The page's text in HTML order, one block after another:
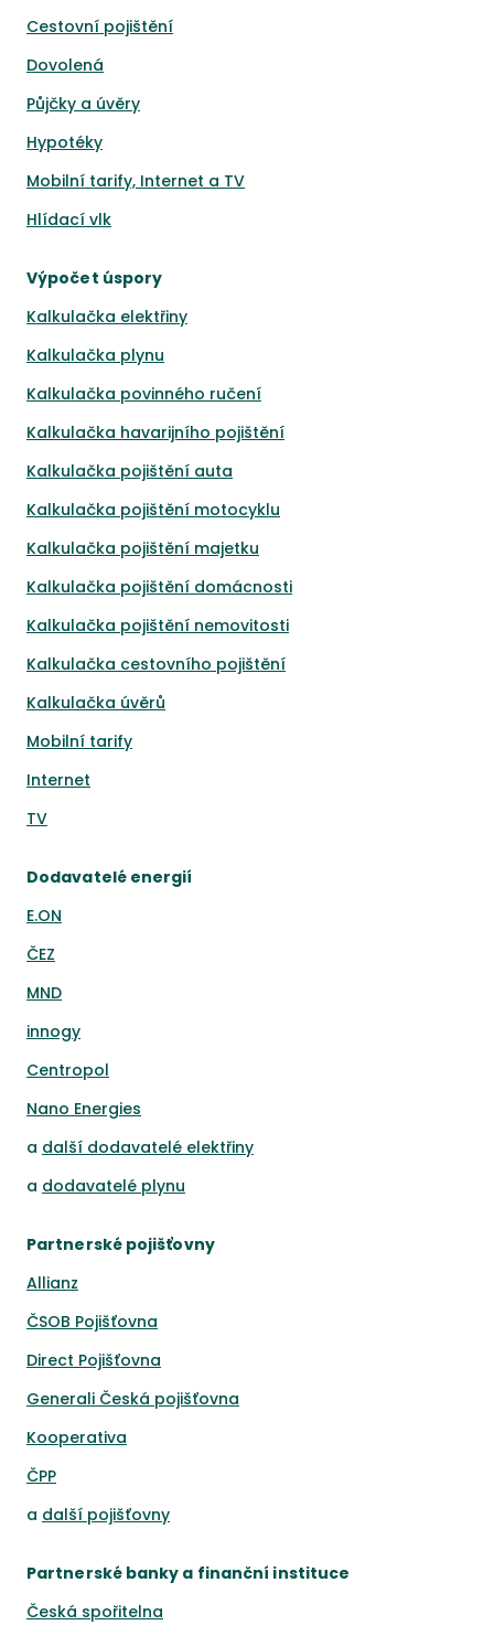
Cestovní pojištění
Dovolená
Půjčky a úvěry
Hypotéky
Mobilní tarify, Internet a TV
Hlídací vlk
Výpočet úspory
Kalkulačka elektřiny
Kalkulačka plynu
Kalkulačka povinného ručení
Kalkulačka havarijního pojištění
Kalkulačka pojištění auta
Kalkulačka pojištění motocyklu
Kalkulačka pojištění majetku
Kalkulačka pojištění domácnosti
Kalkulačka pojištění nemovitosti
Kalkulačka cestovního pojištění
Kalkulačka úvěrů
Mobilní tarify
Internet
TV
Dodavatelé energií
E.ON
ČEZ
MND
innogy
Centropol
Nano Energies
a další dodavatelé elektřiny
a dodavatelé plynu
Partnerské pojišťovny
Allianz
ČSOB Pojišťovna
Direct Pojišťovna
Generali Česká pojišťovna
Kooperativa
ČPP
a další pojišťovny
Partnerské banky a finanční instituce
Česká spořitelna